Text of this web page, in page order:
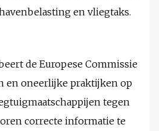
en vliegtaks.
de Europese Commissie
en oneerlijke praktijken op
tegen
correcte informatie te